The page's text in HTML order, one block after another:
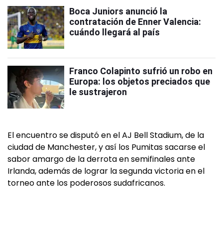
Boca Juniors anunció la
contratación de Enner Valencia:
cuándo llegará al país
Franco Colapinto sufrió un robo en
Europa: los objetos preciados que
le sustrajeron
El encuentro se disputó en el AJ Bell Stadium, de la
ciudad de Manchester, y así los Pumitas sacarse el
sabor amargo de la derrota en semifinales ante
Irlanda, además de lograr la segunda victoria en el
torneo ante los poderosos sudafricanos.